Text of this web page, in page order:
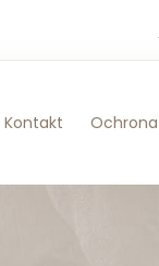
Kontakt